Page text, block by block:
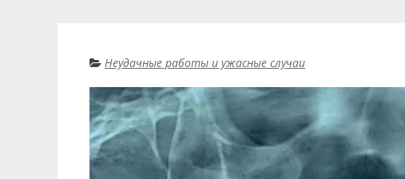
Неудачные работы и ужасные случаи